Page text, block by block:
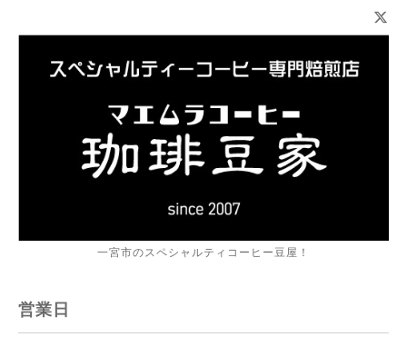
一宮市のスペシャルティコーヒー豆屋！
営業日